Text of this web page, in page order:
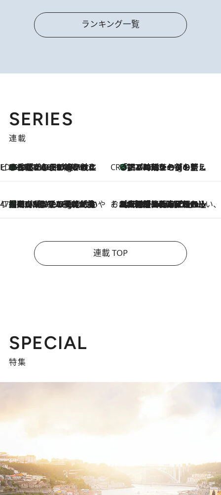
ランキング一覧
SERIES
連載
ビューティいいもの集め EDITORS' BEST
10 Minutes Ago
35℃超えの日の夜、枕にひと吹き！ BAUMのルームスプレーが、ひのきの香りで心まで解きほぐす CREA'S CHOICE
10 Minutes Ago
「眠る時刻をセットする」——眠りの前を整える、バルミューダの新しいアプローチ
47都道府県の手みやげ ひんやりスイーツで夏を満喫
10 Minutes Ago
【岡山県】この夏絶対食べたい 冷やしておいしいおやつ3選 フルーツが主役のプリンやアイスが勢揃い そおだよおこの関西おいしい、おやつ紀行
2026.8.9
［大阪府箕面市］一皿一皿目の前で仕上げられる、料理を巧みに組み込んだアシェットデセールコース「ミチル アシェット デセール（Michiru assiette dessert）」
連載 TOP
SPECIAL
特集